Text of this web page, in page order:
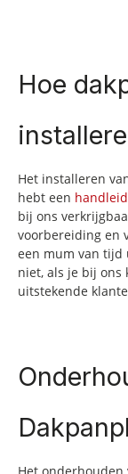
Hoe
Het installeren
hebt een
bij ons
voorbereiding en
een mum van tijd
niet, als je bij ons
uitstekende